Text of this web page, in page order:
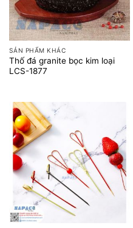
SẢN PHẨM KHÁC
Thố đá granite bọc kim loại
LCS-1877